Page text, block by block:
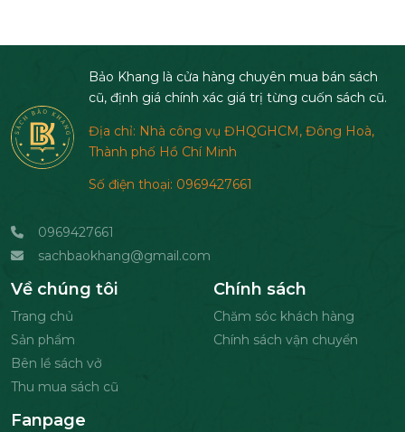
Bảo Khang là cửa hàng chuyên mua bán sách
cũ, định giá chính xác giá trị từng cuốn sách cũ.
Địa chỉ: Nhà công vụ ĐHQGHCM, Đông Hoà,
Thành phố Hồ Chí Minh
Số điện thoại: 0969427661
0969427661
sachbaokhang@gmail.com
Về chúng tôi
Trang chủ
Sản phẩm
Bên lề sách vở
Thu mua sách cũ
Chính sách
Chăm sóc khách hàng
Chính sách vận chuyển
Fanpage